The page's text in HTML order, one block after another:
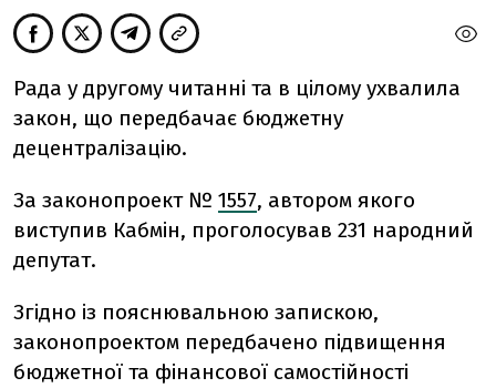
Рада у другому читанні та в цілому ухвалила
закон, що передбачає бюджетну
децентралізацію.
За законопроект № 1557, автором якого
виступив Кабмін, проголосував 231 народний
депутат.
Згідно із пояснювальною запискою,
законопроектом передбачено підвищення
бюджетної та фінансової самостійності